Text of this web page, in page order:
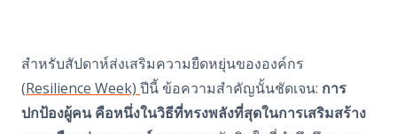
สำหรับสัปดาห์ส่งเสริมความยืดหยุ่นขององค์กร
(Resilience Week) ปีนี้ ข้อความสำคัญนั้นชัดเจน: การ
ปกป้องผู้คน คือหนึ่งในวิธีที่ทรงพลังที่สุดในการเสริมสร้าง